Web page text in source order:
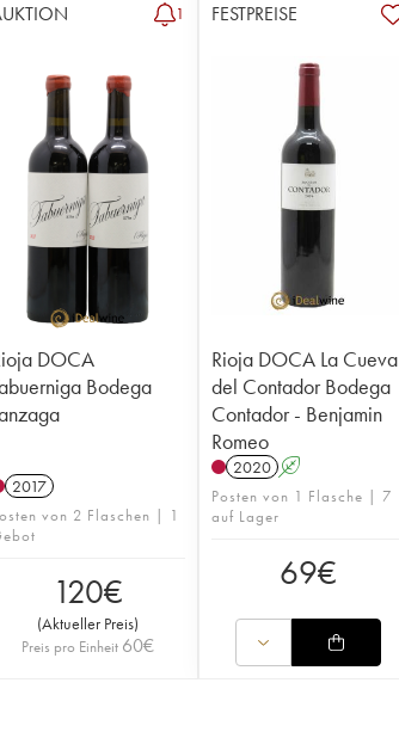
1
DOCA
Bodega
2017
von 2 Flaschen | 1
120€
(Aktueller Preis)
Preis pro Einheit 60€
FESTPREISE
Rioja DOCA La Cueva
del Contador Bodega
Contador - Benjamin
Romeo
2020 A
Posten von 1 Flasche | 7
auf Lager
69€